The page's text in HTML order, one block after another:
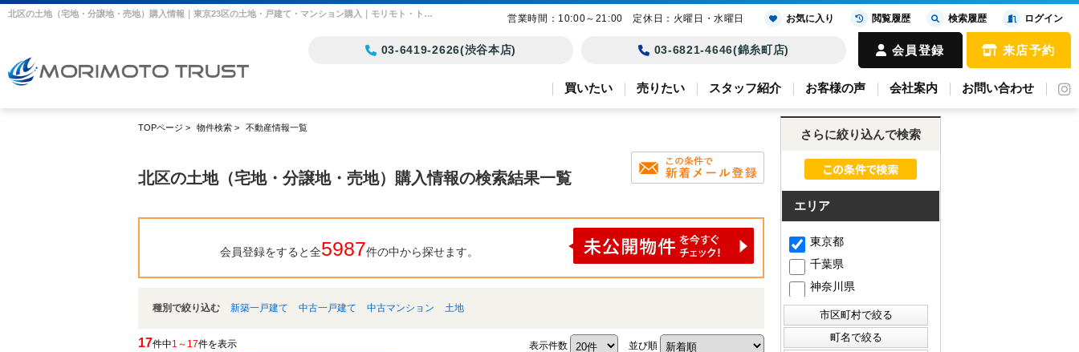
北区の土地（宅地・分譲地・売地）購入情報｜東京23区の土地・戸建て・マンション購入｜モリモト・トラスト
03-6419-2626(渋谷本店) 03-6821-4646(錦糸町店) 会員登録 来店予約
買いたい 売りたい スタッフ紹介 お客様の声 会社案内 お問い合わせ
TOPページ > 物件検索 > 不動産情報一覧
北区の土地（宅地・分譲地・売地）購入情報の検索結果一覧
会員登録をすると全5987件の中から探せます。
種別で絞り込む 新築一戸建て 中古一戸建て 中古マンション 土地
17件中1～17件を表示 表示件数 並び順
さらに絞り込んで検索
エリア
東京都
千葉県
神奈川県
営業時間：10:00～21:00 定休日：火曜日・水曜日 お気に入り 閲覧履歴 検索履歴 ログイン